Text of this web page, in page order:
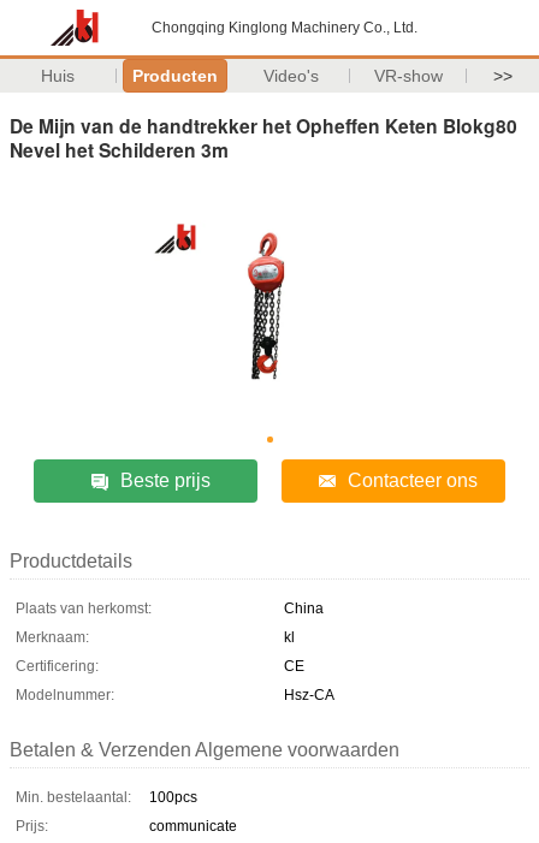
Chongqing Kinglong Machinery Co., Ltd.
Huis Producten Video's VR-show >>
De Mijn van de handtrekker het Opheffen Keten Blokg80
Nevel het Schilderen 3m
Beste prijs Contacteer ons
Productdetails
Plaats van herkomst:
China
Merknaam:
kl
Certificering:
CE
Modelnummer:
Hsz-CA
Betalen & Verzenden Algemene voorwaarden
Min. bestelaantal:
100pcs
Prijs:
communicate